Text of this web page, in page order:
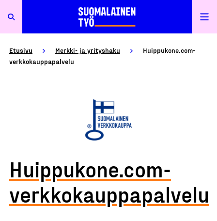
Etusivu Merkki- ja yrityshaku
Huippukone.com-
verkkokauppapalvelu
Huippukone.com-
verkkokauppapalvelu